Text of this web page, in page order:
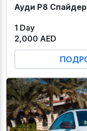
Ауди Р8
1 Day
2,000 AED